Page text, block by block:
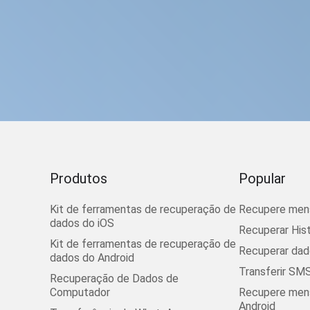
Produtos
Kit de ferramentas de recuperação de
dados do iOS
Kit de ferramentas de recuperação de
dados do Android
Recuperação de Dados de
Computador
Popular
Recupere
Recuperar
Recuperar
Transferir
Recupere
Android